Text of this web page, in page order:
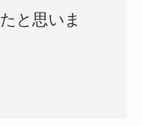
と思いま